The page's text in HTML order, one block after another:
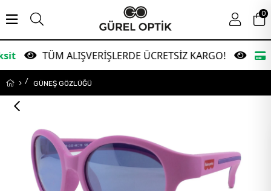
ALIŞVERİŞLERDE ÜCRETSİZ KARGO! Garanti
0
GÜNEŞ GÖZLÜĞÜ